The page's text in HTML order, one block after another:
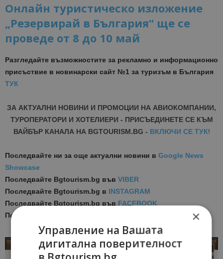
Онлайн туристическо изложение
„Резервирай в България“ ще се
проведе от 8 до 10 май
Разгледайте възможностите за рекламно и информационно
присъствие в новинарски сайт №1 за туризъм в България
ТУК
ЗА АКТУАЛНИ НОВИНИ И ПРОМОЦИИ НА АВИОКОМПАНИИ,
ТУРОПЕРАТОРИ И ХОТЕЛИЕРИ - ПРИСЪЕДИНЕТЕ СЕ КЪМ
ВАЙБЪР КАНАЛА НА BGTOURISM.BG - ВКЛЮЧИ СЕ ТУК!
Последвайте ни за още актуални новини в Google News
Showcase
Последвайте Bgtourism.bg във VIBER
Последвайте Bgtourism.bg в INSTAGRAM
Последвайте Bgtourism.bg във FACEBOOK
Последвайте
×
Управление на Вашата
дигитална поверителност